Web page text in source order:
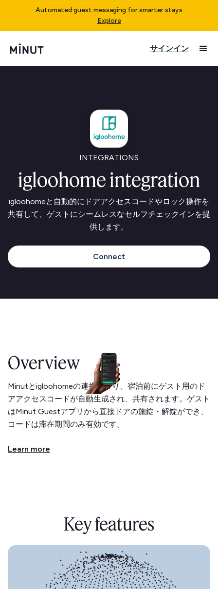
Automated guest messaging for smarter stays
Explore
サインイン
INTEGRATIONS
igloohome integration
igloohomeと自動的にドアアクセスコードやロック操作を
共有して、ゲストにシームレスなセルフチェックインを提
供します。
Connect
Overview
Minutとigloohomeの連携により、宿泊前にゲスト用のド
アアクセスコードが自動生成され、共有されます。ゲスト
はMinut Guestアプリから直接ドアの施錠・解錠ができ、
コードは滞在期間のみ有効です。
Learn more
Key features